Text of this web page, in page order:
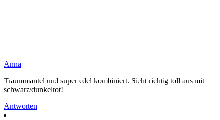
Anna
Traummantel und super edel kombiniert. Sieht richtig toll aus mit
schwarz/dunkelrot!
Antworten